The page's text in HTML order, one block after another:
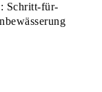
Schritt-für-